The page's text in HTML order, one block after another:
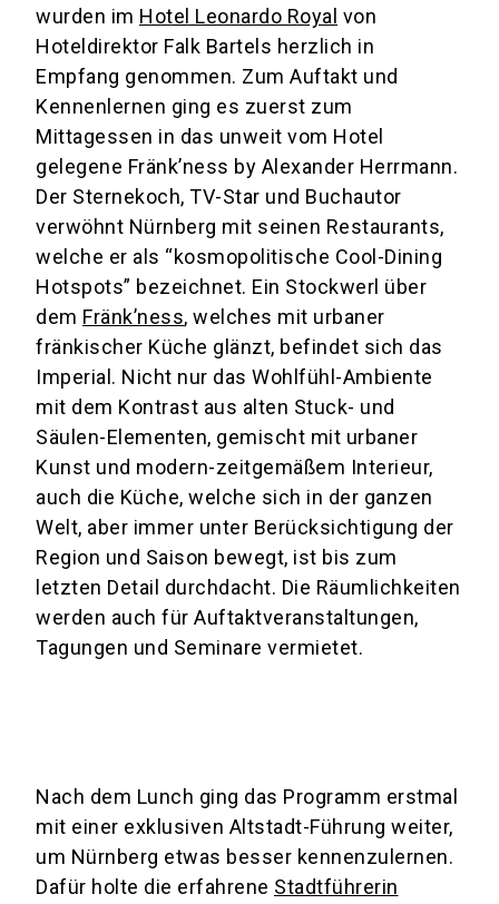
wurden im Hotel Leonardo Royal von
Hoteldirektor Falk Bartels herzlich in
Empfang genommen. Zum Auftakt und
Kennenlernen ging es zuerst zum
Mittagessen in das unweit vom Hotel
gelegene Fränk’ness by Alexander Herrmann.
Der Sternekoch, TV-Star und Buchautor
verwöhnt Nürnberg mit seinen Restaurants,
welche er als “kosmopolitische Cool-Dining
Hotspots” bezeichnet. Ein Stockwerl über
dem Fränk’ness, welches mit urbaner
fränkischer Küche glänzt, befindet sich das
Imperial. Nicht nur das Wohlfühl-Ambiente
mit dem Kontrast aus alten Stuck- und
Säulen-Elementen, gemischt mit urbaner
Kunst und modern-zeitgemäßem Interieur,
auch die Küche, welche sich in der ganzen
Welt, aber immer unter Berücksichtigung der
Region und Saison bewegt, ist bis zum
letzten Detail durchdacht. Die Räumlichkeiten
werden auch für Auftaktveranstaltungen,
Tagungen und Seminare vermietet.
Nach dem Lunch ging das Programm erstmal
mit einer exklusiven Altstadt-Führung weiter,
um Nürnberg etwas besser kennenzulernen.
Dafür holte die erfahrene Stadtführerin